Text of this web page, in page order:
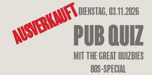
DIENSTAG, 03.11.2026
AUSVERKAUFTPUB QUIZ
MIT THE GREAT QUIZBIES
80S-SPECIAL